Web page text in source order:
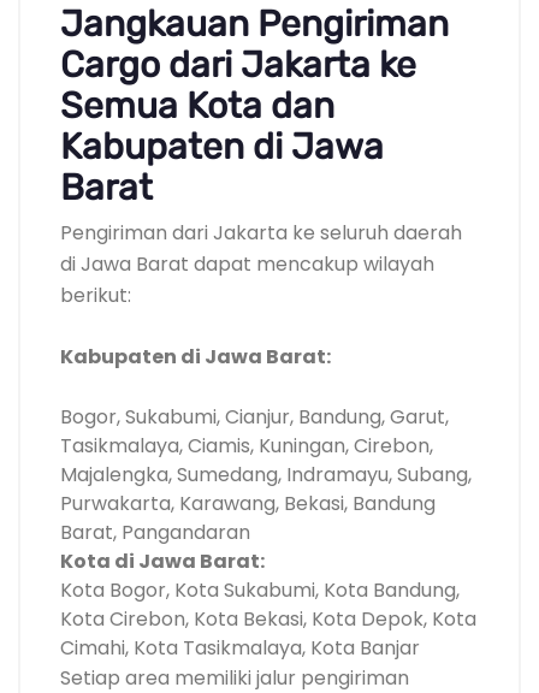
Jangkauan Pengiriman
Cargo dari Jakarta ke
Semua Kota dan
Kabupaten di Jawa
Barat
Pengiriman dari Jakarta ke seluruh daerah
di Jawa Barat dapat mencakup wilayah
berikut:
Kabupaten di Jawa Barat:
Bogor, Sukabumi, Cianjur, Bandung, Garut,
Tasikmalaya, Ciamis, Kuningan, Cirebon,
Majalengka, Sumedang, Indramayu, Subang,
Purwakarta, Karawang, Bekasi, Bandung
Barat, Pangandaran
Kota di Jawa Barat:
Kota Bogor, Kota Sukabumi, Kota Bandung,
Kota Cirebon, Kota Bekasi, Kota Depok, Kota
Cimahi, Kota Tasikmalaya, Kota Banjar
Setiap area memiliki jalur pengiriman